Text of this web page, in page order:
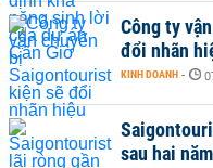
Công ty
đổi nhãn
KINH DOANH -
sau hai